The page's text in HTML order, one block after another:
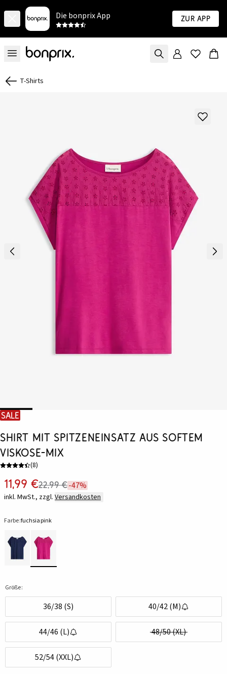
Die bonprix App Zur App
T-Shirts
SALE
Shirt mit Spitzeneinsatz aus softem
Viskose-Mix
(8)
11,99 €22,99 €-47%
inkl. MwSt., zzgl. Versandkosten
Farbe:fuchsiapink
Größe:
36/38 (S) 40/42 (M)
44/46 (L) 48/50 (XL)
52/54 (XXL)